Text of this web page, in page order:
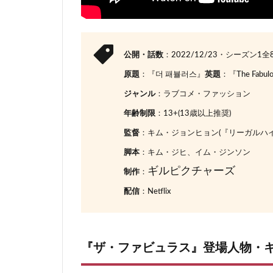
公開・話数 ：2022/12/23・シーズン1全
原題 ：『더 패뷸러스』 英題 ：『The
ジャンル：ラブコメ・ファッション
年齢制限 ：13+(13歳以上推奨)
監督 ：キム・ジョンヒョン(『リーガルハ
脚本 ：キム・ジヒ、イム・ジンソン
制作 ： ギルピクチャーズ
配信 ：Netflix
『ザ・ファビュラス』登場人物・